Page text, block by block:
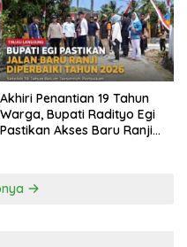
Akhiri Penantian 19 Tahun
Warga, Bupati Radityo Egi
Pastikan Akses Baru Ranji